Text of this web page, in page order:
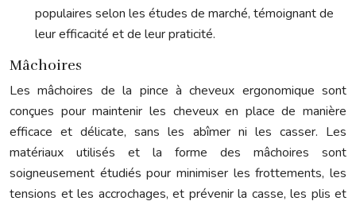
populaires selon les études de marché, témoignant de
leur efficacité et de leur praticité.
Mâchoires
Les mâchoires de la pince à cheveux ergonomique sont
conçues pour maintenir les cheveux en place de manière
efficace et délicate, sans les abîmer ni les casser. Les
matériaux utilisés et la forme des mâchoires sont
soigneusement étudiés pour minimiser les frottements, les
tensions et les accrochages, et prévenir la casse, les plis et